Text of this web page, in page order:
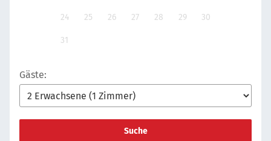
24 25 26 27 28 29 30
31
Gäste:
Suche